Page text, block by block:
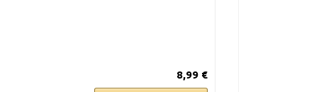
8,99 €